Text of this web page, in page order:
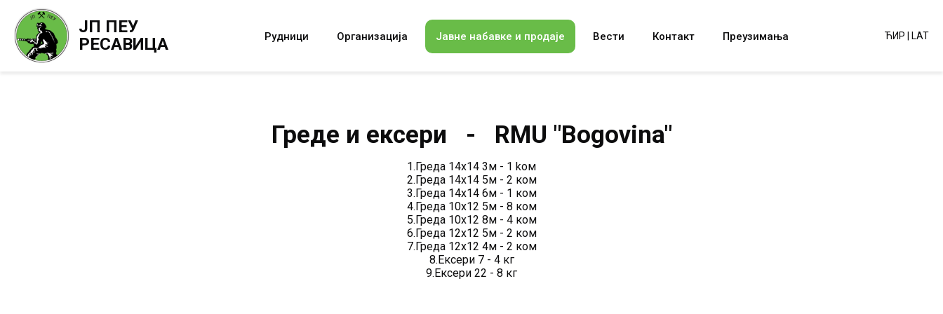
ЈП ПЕУ
РЕСАВИЦА
Рудници Организација Јавне набавке и продаје Вести Контакт Преузимања ЋИР LAT
Греде и ексери - RMU "Bogovina"
1.Греда 14x14 3м - 1 kом
2.Греда 14x14 5м - 2 ком
3.Греда 14x14 6м - 1 ком
4.Греда 10x12 5м - 8 ком
5.Греда 10x12 8м - 4 ком
6.Греда 12x12 5м - 2 ком
7.Греда 12x12 4м - 2 ком
8.Eксери 7 - 4 кг
9.Ексери 22 - 8 кг